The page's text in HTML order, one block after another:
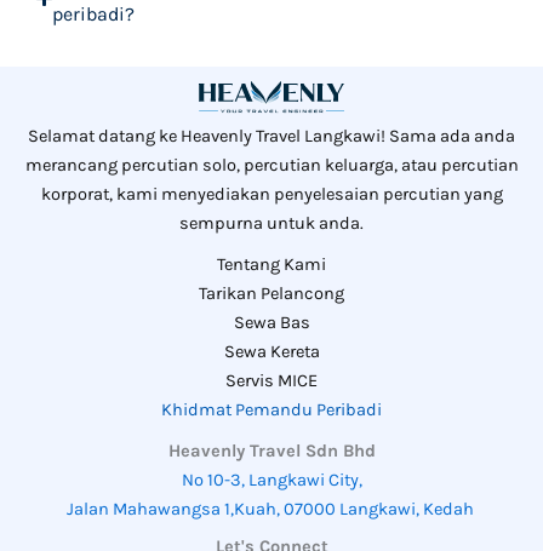
peribadi?
Selamat datang ke Heavenly Travel Langkawi! Sama ada anda
merancang percutian solo, percutian keluarga, atau percutian
korporat, kami menyediakan penyelesaian percutian yang
sempurna untuk anda.
Tentang Kami
Tarikan Pelancong
Sewa Bas
Sewa Kereta
Servis MICE
Khidmat Pemandu Peribadi
Heavenly Travel Sdn Bhd
No 10-3, Langkawi City,
Jalan Mahawangsa 1,Kuah, 07000 Langkawi, Kedah